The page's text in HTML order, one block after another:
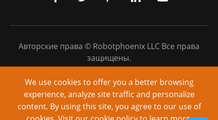
Авторские права © Robotphoenix LLC Все права
защищены.
|
Политика конфиденциальности
Питание от: yinqingli.com
We use cookies to offer you a better browsing
experience, analyze site traffic and personalize
content. By using this site, you agree to our use of